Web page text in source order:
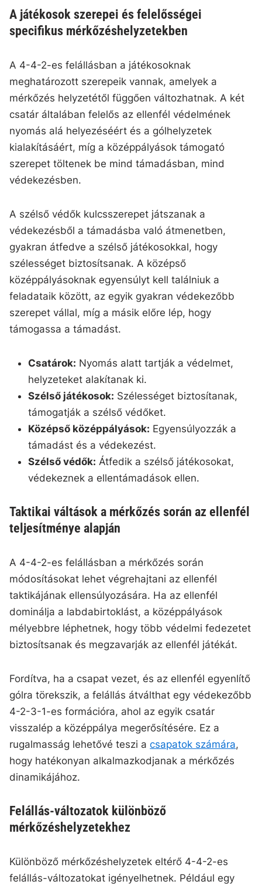
A játékosok szerepei és felelősségei
specifikus mérkőzéshelyzetekben
A 4-4-2-es felállásban a játékosoknak
meghatározott szerepeik vannak, amelyek a
mérkőzés helyzetétől függően változhatnak. A két
csatár általában felelős az ellenfél védelmének
nyomás alá helyezéséért és a gólhelyzetek
kialakításáért, míg a középpályások támogató
szerepet töltenek be mind támadásban, mind
védekezésben.
A szélső védők kulcsszerepet játszanak a
védekezésből a támadásba való átmenetben,
gyakran átfedve a szélső játékosokkal, hogy
szélességet biztosítsanak. A középső
középpályásoknak egyensúlyt kell találniuk a
feladataik között, az egyik gyakran védekezőbb
szerepet vállal, míg a másik előre lép, hogy
támogassa a támadást.
Csatárok: Nyomás alatt tartják a védelmet,
helyzeteket alakítanak ki.
Szélső játékosok: Szélességet biztosítanak,
támogatják a szélső védőket.
Középső középpályások: Egyensúlyozzák a
támadást és a védekezést.
Szélső védők: Átfedik a szélső játékosokat,
védekeznek a ellentámadások ellen.
Taktikai váltások a mérkőzés során az ellenfél
teljesítménye alapján
A 4-4-2-es felállásban a mérkőzés során
módosításokat lehet végrehajtani az ellenfél
taktikájának ellensúlyozására. Ha az ellenfél
dominálja a labdabirtoklást, a középpályások
mélyebbre léphetnek, hogy több védelmi fedezetet
biztosítsanak és megzavarják az ellenfél játékát.
Fordítva, ha a csapat vezet, és az ellenfél egyenlítő
gólra törekszik, a felállás átválthat egy védekezőbb
4-2-3-1-es formációra, ahol az egyik csatár
visszalép a középpálya megerősítésére. Ez a
rugalmasság lehetővé teszi acsapatok számára,
hogy hatékonyan alkalmazkodjanak a mérkőzés
dinamikájához.
Felállás-változatok különböző
mérkőzéshelyzetekhez
Különböző mérkőzéshelyzetek eltérő 4-4-2-es
felállás-változatokat igényelhetnek. Például egy